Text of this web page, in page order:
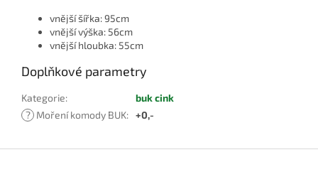
vnější šířka: 95cm
vnější výška: 56cm
vnější hloubka: 55cm
Doplňkové parametry
Kategorie:
buk cink
? Moření komody BUK: +0,-